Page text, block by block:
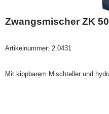
Zwangsmischer ZK
Artikelnummer: 2.0431
Mit kippbarem Mischteller und